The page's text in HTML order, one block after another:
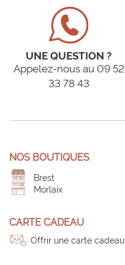
UNE QUESTION ?
Appelez-nous au 09 52
33 78 43
NOS BOUTIQUES
Brest
Morlaix
CARTE CADEAU
Offrir une carte cadeau